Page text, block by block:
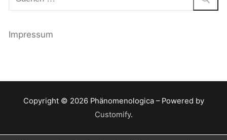
nach:
Impressum
Copyright © 2026 Phänomenologica – Powered by
Customify.